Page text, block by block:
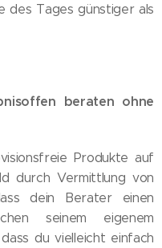
des Tages günstiger als
beraten ohne
Produkte auf
durch Vermittlung von
dein Berater einen
seinem eigenem
du vielleicht einfach